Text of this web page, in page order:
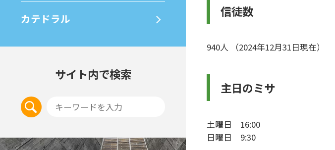
信徒数
940人 （2024年12月31日現在）
主日のミサ
土曜日 16:00
日曜日 9:30
カテドラル
サイト内で検索